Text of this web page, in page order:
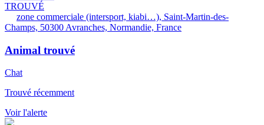
TROUVÉ
zone commerciale (intersport, kiabi…), Saint-Martin-des-
Champs, 50300 Avranches, Normandie, France
Animal trouvé
Chat
Trouvé récemment
Voir l'alerte